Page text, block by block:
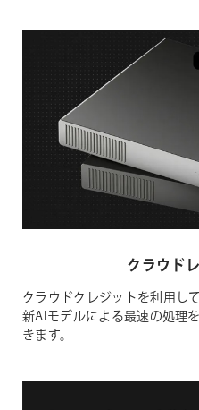
クラウド
クラウドクレジットを利用し
新AIモデルによる最速の処理
きます。